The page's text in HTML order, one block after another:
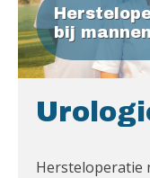
bij
Hersteloperatie